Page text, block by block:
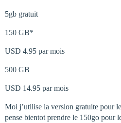
5gb gratuit
150 GB*
USD 4.95 par mois
500 GB
USD 14.95 par mois
Moi j’utilise la version gratuite pour
pense bientot prendre le 150go pour